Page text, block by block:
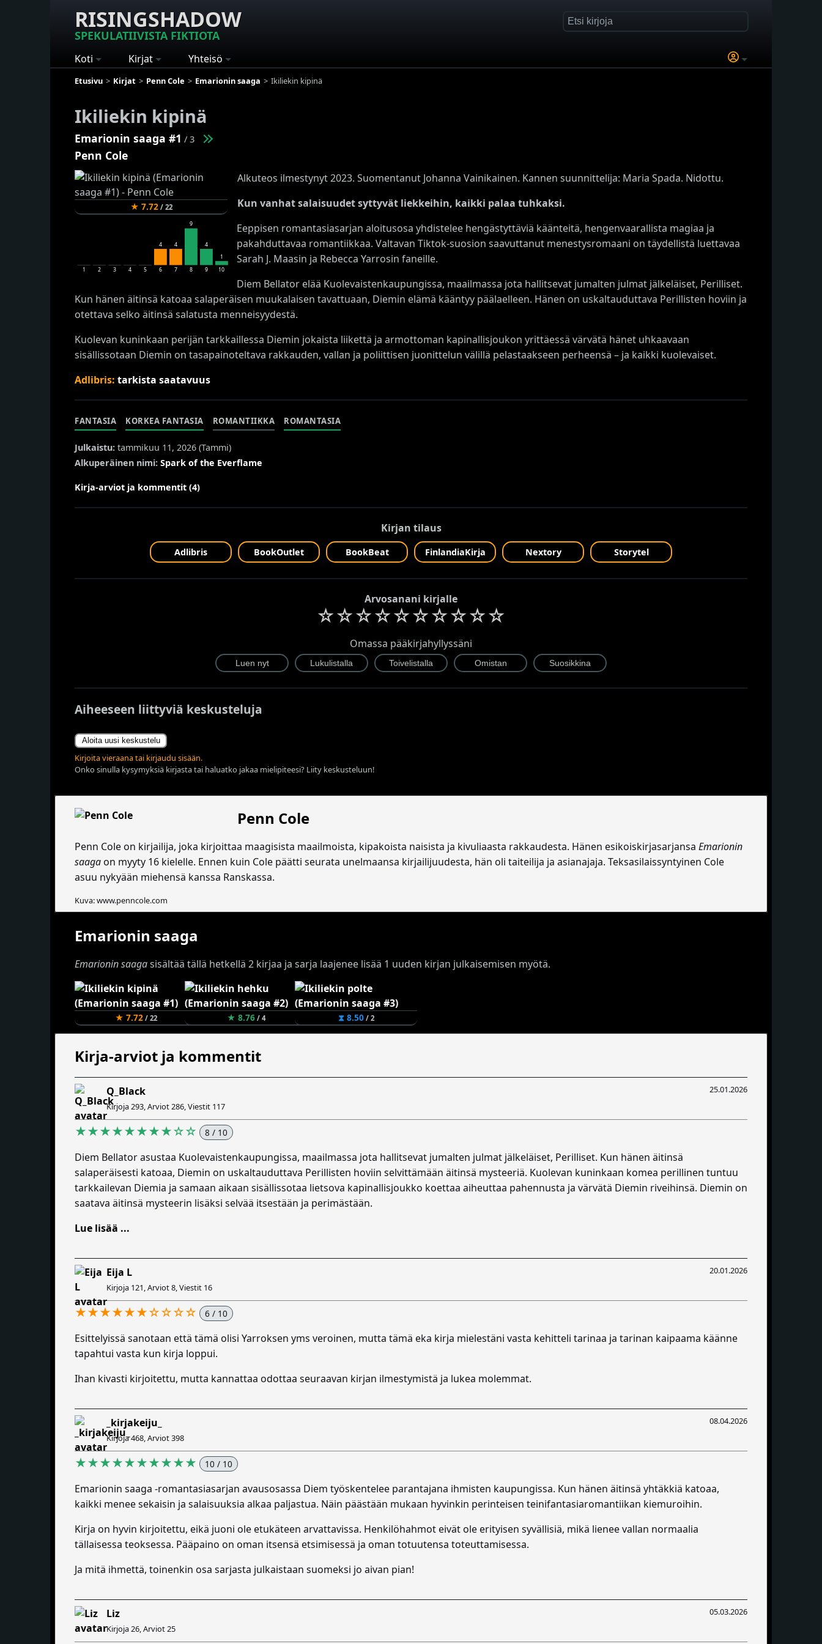
RISINGSHADOW
SPEKULATIIVISTA FIKTIOTA
Koti Kirjat Yhteisö
Etusivu Kirjat Penn Cole Emarionin saaga Ikiliekin kipinä
Ikiliekin kipinä
Emarionin saaga #1 / 3
Penn Cole
★ 7.72/ 22
1 2 3 4 5
4
6
4
7
9
8
4
9
1
10
Alkuteos ilmestynyt 2023. Suomentanut Johanna Vainikainen. Kannen suunnittelija: Maria Spada. Nidottu.
Kun vanhat salaisuudet syttyvät liekkeihin, kaikki palaa tuhkaksi.
Eeppisen romantasiasarjan aloitusosa yhdistelee hengästyttäviä käänteitä, hengenvaarallista magiaa ja
pakahduttavaa romantiikkaa. Valtavan Tiktok-suosion saavuttanut menestysromaani on täydellistä luettavaa
Sarah J. Maasin ja Rebecca Yarrosin faneille.
Diem Bellator elää Kuolevaistenkaupungissa, maailmassa jota hallitsevat jumalten julmat jälkeläiset, Perilliset.
Kun hänen äitinsä katoaa salaperäisen muukalaisen tavattuaan, Diemin elämä kääntyy päälaelleen. Hänen on uskaltauduttava Perillisten hoviin ja
otettava selko äitinsä salatusta menneisyydestä.
Kuolevan kuninkaan perijän tarkkaillessa Diemin jokaista liikettä ja armottoman kapinallisjoukon yrittäessä värvätä hänet uhkaavaan
sisällissotaan Diemin on tasapainoteltava rakkauden, vallan ja poliittisen juonittelun välillä pelastaakseen perheensä – ja kaikki kuolevaiset.
Adlibris: tarkista saatavuus
FANTASIA KORKEA FANTASIA ROMANTIIKKA ROMANTASIA
Julkaistu: tammikuu 11, 2026 (Tammi)
Alkuperäinen nimi: Spark of the Everflame
Kirja-arviot ja kommentit (4)
Kirjan tilaus
Adlibris BookOutlet BookBeat FinlandiaKirja Nextory Storytel
Arvosanani kirjalle
☆☆☆☆☆☆☆☆☆☆
Omassa pääkirjahyllyssäni
Aiheeseen liittyviä keskusteluja
Aloita uusi keskustelu
Kirjoita vieraana tai kirjaudu sisään.
Onko sinulla kysymyksiä kirjasta tai haluatko jakaa mielipiteesi? Liity keskusteluun!
Penn Cole
Penn Cole on kirjailija, joka kirjoittaa maagisista maailmoista, kipakoista naisista ja kivuliaasta rakkaudesta. Hänen esikoiskirjasarjansa Emarionin
saagaon myyty 16 kielelle. Ennen kuin Cole päätti seurata unelmaansa kirjailijuudesta, hän oli taiteilija ja asianajaja. Teksasilaissyntyinen Cole
asuu nykyään miehensä kanssa Ranskassa.
Kuva: www.penncole.com
Emarionin saaga
Emarionin saagasisältää tällä hetkellä 2 kirjaa ja sarja laajenee lisää 1 uuden kirjan julkaisemisen myötä.
★ 7.72/ 22 ★ 8.76/ 4 ⧗ 8.50/ 2
Kirja-arviot ja kommentit
25.01.2026
Q_Black
Kirjoja 293, Arviot 286, Viestit 117
★★★★★★★★☆☆ 8 / 10
Diem Bellator asustaa Kuolevaistenkaupungissa, maailmassa jota hallitsevat jumalten julmat jälkeläiset, Perilliset. Kun hänen äitinsä
salaperäisesti katoaa, Diemin on uskaltauduttava Perillisten hoviin selvittämään äitinsä mysteeriä. Kuolevan kuninkaan komea perillinen tuntuu
tarkkailevan Diemia ja samaan aikaan sisällissotaa lietsova kapinallisjoukko koettaa aiheuttaa pahennusta ja värvätä Diemin riveihinsä. Diemin on
saatava äitinsä mysteerin lisäksi selvää itsestään ja perimästään.
Lue lisää ...
20.01.2026
Eija L
Kirjoja 121, Arviot 8, Viestit 16
★★★★★★☆☆☆☆ 6 / 10
Esittelyissä sanotaan että tämä olisi Yarroksen yms veroinen, mutta tämä eka kirja mielestäni vasta kehitteli tarinaa ja tarinan kaipaama käänne
tapahtui vasta kun kirja loppui.
Ihan kivasti kirjoitettu, mutta kannattaa odottaa seuraavan kirjan ilmestymistä ja lukea molemmat.
08.04.2026
_kirjakeiju_
Kirjoja 468, Arviot 398
★★★★★★★★★★ 10 / 10
Emarionin saaga -romantasiasarjan avausosassa Diem työskentelee parantajana ihmisten kaupungissa. Kun hänen äitinsä yhtäkkiä katoaa,
kaikki menee sekaisin ja salaisuuksia alkaa paljastua. Näin päästään mukaan hyvinkin perinteisen teinifantasiaromantiikan kiemuroihin.
Kirja on hyvin kirjoitettu, eikä juoni ole etukäteen arvattavissa. Henkilöhahmot eivät ole erityisen syvällisiä, mikä lienee vallan normaalia
tällaisessa teoksessa. Pääpaino on oman itsensä etsimisessä ja oman totuutensa toteuttamisessa.
Ja mitä ihmettä, toinenkin osa sarjasta julkaistaan suomeksi jo aivan pian!
05.03.2026
Liz
Kirjoja 26, Arviot 25